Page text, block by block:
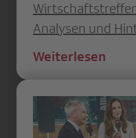
Analysen und
Weiterlesen